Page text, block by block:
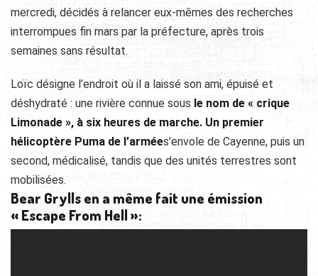
mercredi, décidés à relancer eux-mêmes des recherches
interrompues fin mars par la préfecture, après trois
semaines sans résultat.
Loïc désigne l’endroit où il a laissé son ami, épuisé et
déshydraté : une rivière connue sous le nom de « crique
Limonade », à six heures de marche. Un premier
hélicoptère Puma de l’armées’envole de Cayenne, puis un
second, médicalisé, tandis que des unités terrestres sont
mobilisées.
Bear Grylls en a même fait une émission
« Escape From Hell »: